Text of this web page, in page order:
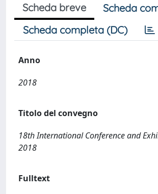
Scheda breve
Scheda
Scheda completa (DC)
Anno
2018
Titolo del convegno
18th International Conference and
2018
Fulltext